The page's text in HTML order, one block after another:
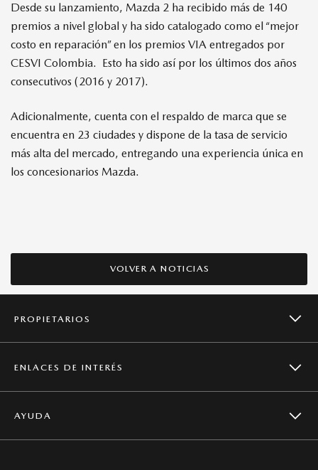
Desde su lanzamiento, Mazda 2 ha recibido más de 140
premios a nivel global y ha sido catalogado como el “mejor
costo en reparación” en los premios VIA entregados por
CESVI Colombia. Esto ha sido así por los últimos dos años
consecutivos (2016 y 2017).
Adicionalmente, cuenta con el respaldo de marca que se
encuentra en 23 ciudades y dispone de la tasa de servicio
más alta del mercado, entregando una experiencia única en
los concesionarios Mazda.
VOLVER A NOTICIAS
PROPIETARIOS
CAMPAÑAS DE SEGURIDAD
ENLACES DE INTERÉS
NOTICIAS
AYUDA